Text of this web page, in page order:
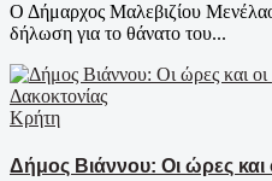
Ο Δήμαρχος Μαλεβιζίου
δήλωση για το θάνατο του...
Κρήτη
Δήμος Βιάννου: Οι ώρες και